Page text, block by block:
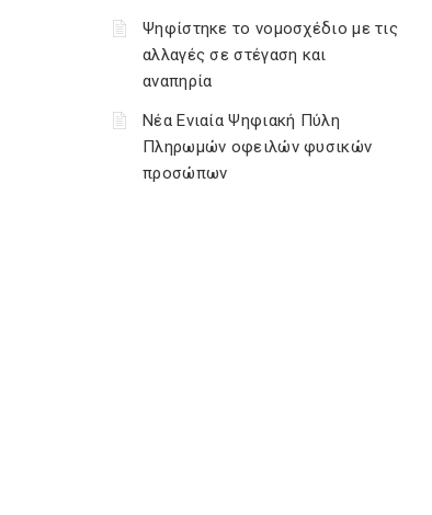
Ψηφίστηκε το νομοσχέδιο με τις
αλλαγές σε στέγαση και
αναπηρία
Νέα Ενιαία Ψηφιακή Πύλη
Πληρωμών οφειλών φυσικών
προσώπων